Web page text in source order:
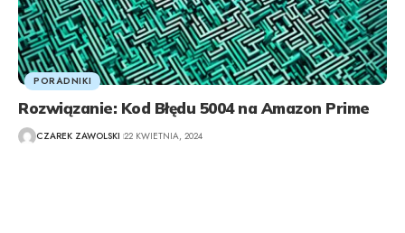
PORADNIKI
Rozwiązanie: Kod Błędu 5004 na Amazon Prime
CZAREK ZAWOLSKI 22 KWIETNIA, 2024